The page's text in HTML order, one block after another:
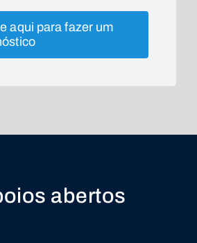
aqui para fazer um
abertos